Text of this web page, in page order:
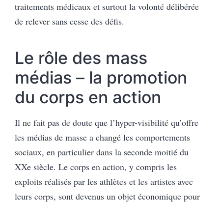
traitements médicaux et surtout la volonté délibérée
de relever sans cesse des défis.
Le rôle des mass
médias – la promotion
du corps en action
Il ne fait pas de doute que l’hyper-visibilité qu’offre
les médias de masse a changé les comportements
sociaux, en particulier dans la seconde moitié du
XXe siècle. Le corps en action, y compris les
exploits réalisés par les athlètes et les artistes avec
leurs corps, sont devenus un objet économique pour